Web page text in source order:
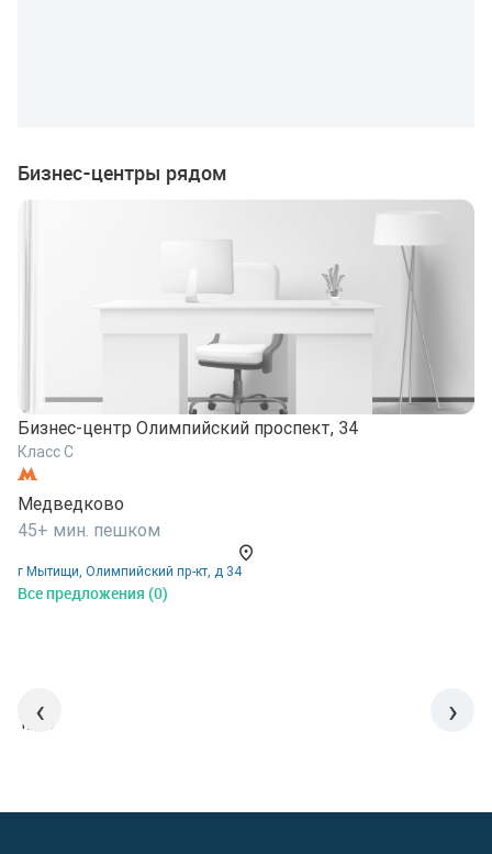
Бизнес-центры рядом
Бизнес-центр Олимпийский проспект, 34
Класс C
Медведково
45+ мин. пешком
г Мытищи, Олимпийский пр-кт, д 34
Все предложения (0)
‹ ›
1/15